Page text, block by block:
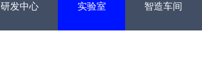
研发中心 实验室 智造车间